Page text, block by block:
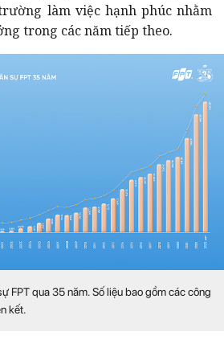
làm việc hạnh phúc nhằm
trong các năm tiếp theo.
FPT qua 35 năm. Số liệu bao gồm các công
kết.